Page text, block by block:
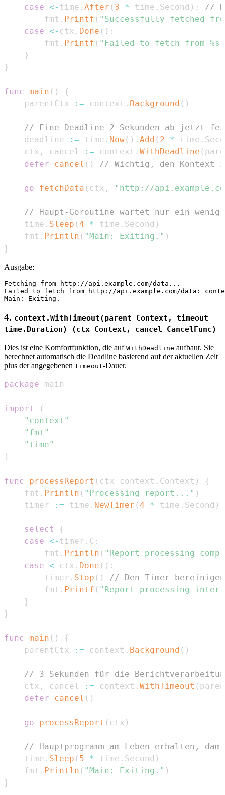
case <- time . After ( 3 * time . Second ) :
//
		fmt
. Printf ( "Successfully fetched
case <- ctx . Done ( ) :
		fmt
. Printf ( "Failed to fetch from
}
}
func main ( )
{
	parentCtx
:= context . Background ( )
// Eine Deadline 2 Sekunden ab jetzt
	deadline
:= time . Now( ) . Add ( 2 * time .
	ctx
, cancel := context . WithDeadline (
defer
cancel ( ) // Wichtig, den Kontext
go fetchData ( ctx , "http://
// Haupt-Goroutine wartet nur ein wenig
	time
. Sleep (4 * time . Second )
	fmt
. Println ( "Main: Exiting." )
}
Ausgabe:
Fetching from http://api.example.com/data...
Failed to fetch from http://api.example.com/data:
4. context.WithTimeout(parent Context, timeout
time.Duration) (ctx Context, cancel CancelFunc)
Dies ist eine Komfortfunktion, die auf WithDeadline aufbaut. Sie
berechnet automatisch die Deadline basierend auf der aktuellen Zeit
plus der angegebenen timeout-Dauer.
package
import
(
"context"
"fmt"
"time"
)
func processReport ( ctx context . Context )
{
	fmt
. Println ( "Processing report..." )
	timer
:= time . NewTimer (4 * time . Second )
select
{
case <- timer . C :
		fmt
. Println ( "Report processing
case <- ctx . Done ( ) :
		timer
. Stop ( )
// Den Timer bereinigen
		fmt
. Printf ( "Report processing
}
}
func main ( )
{
	parentCtx
:= context . Background ( )
// 3 Sekunden für die
	ctx
, cancel := context . WithTimeout (
defer
cancel ( )
go processReport ( ctx )
// Hauptprogramm am Leben erhalten,
	time
. Sleep ( 5 * time . Second )
	fmt
. Println ( "Main: Exiting." )
}